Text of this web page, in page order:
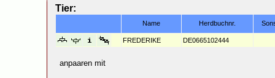
Tier:
Name Herdbuchnr.
FREDERIKE DE0665102444
anpaaren mit